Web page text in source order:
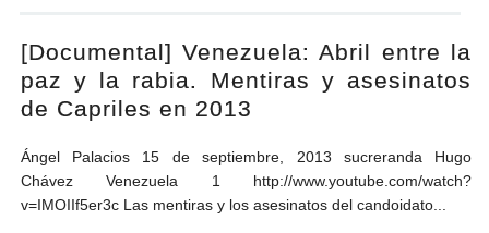
Andrés Vázquez de Sola
[Documental] Venezuela: Abril entre la
paz y la rabia. Mentiras y asesinatos
de Capriles en 2013
Ángel Palacios 15 de septiembre, 2013 sucreranda Hugo
Chávez Venezuela 1 http://www.youtube.com/watch?
v=IMOIIf5er3c Las mentiras y los asesinatos del candoidato...